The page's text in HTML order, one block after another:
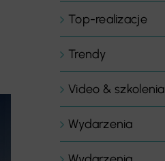
Top-realizacje
Trendy
Video & szkolenia
Wydarzenia